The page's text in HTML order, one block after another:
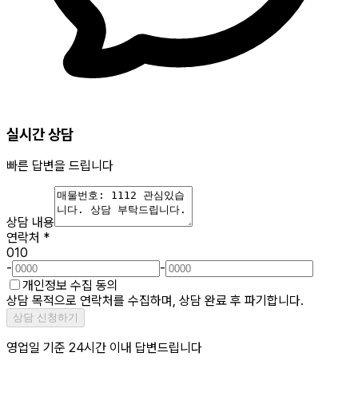
실시간 상담
빠른 답변을 드립니다
상담 내용
연락처 *
010
-
-
개인정보 수집 동의
상담 목적으로 연락처를 수집하며, 상담 완료 후 파기합니다.
상담 신청하기
영업일 기준 24시간 이내 답변드립니다